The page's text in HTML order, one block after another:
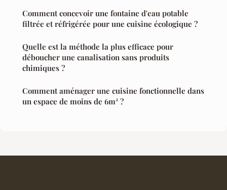
Comment concevoir une fontaine d'eau potable
filtrée et réfrigérée pour une cuisine écologique ?
Quelle est la méthode la plus efficace pour
déboucher une canalisation sans produits
chimiques ?
Comment aménager une cuisine fonctionnelle dans
un espace de moins de 6m² ?